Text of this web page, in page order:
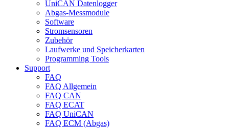
UniCAN Datenlogger
Abgas-Messmodule
Software
Stromsensoren
Zubehör
Laufwerke und Speicherkarten
Programming Tools
Support
FAQ
FAQ Allgemein
FAQ CAN
FAQ ECAT
FAQ UniCAN
FAQ ECM (Abgas)